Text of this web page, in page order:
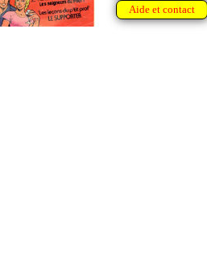
Aide et contact